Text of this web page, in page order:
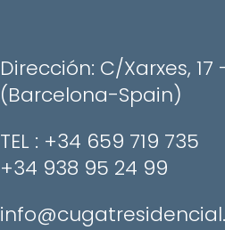
Dirección: C/Xarxes,
(Barcelona-Spain)
​TEL : +34 659 719 735
+34 938 95 24 99